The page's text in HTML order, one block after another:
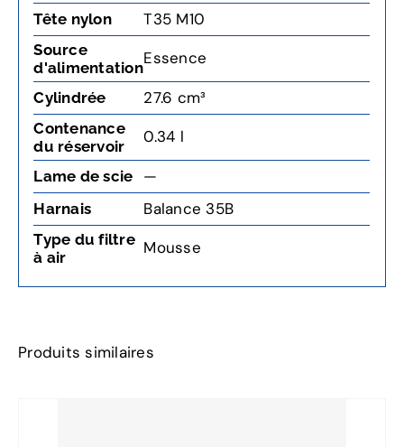
Tête nylon T35 M10
Source
d'alimentationEssence
Cylindrée 27.6 cm³
Contenance
du réservoir
0.34 l
Lame de scie —
Harnais Balance 35B
Type du filtre
à air
Mousse
Produits similaires